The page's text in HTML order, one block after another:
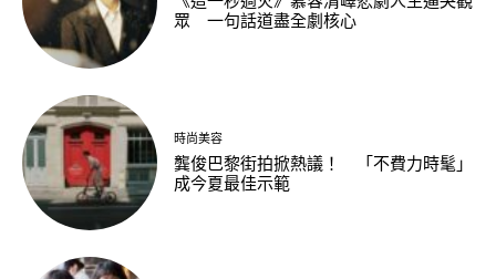
眾 一句話道盡全劇核心
時尚美容
龔俊巴黎街拍掀熱議！ 「不費力時髦」
成今夏最佳示範